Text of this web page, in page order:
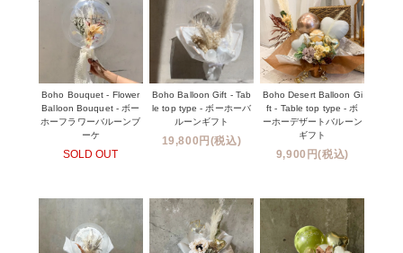
Boho Bouquet - Flower
Balloon Bouquet - ボー
ホーフラワーバルーンブ
ーケ
SOLD OUT
Boho Balloon Gift - Tab
le top type - ボーホーバ
ルーンギフト
19,800円(税込)
Boho Desert Balloon Gi
ft - Table top type - ボ
ーホーデザートバルーン
ギフト
9,900円(税込)